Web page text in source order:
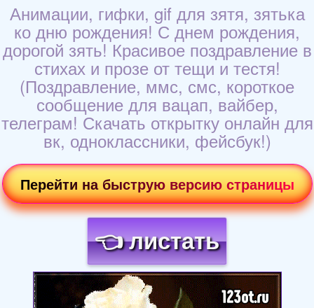
Анимации, гифки, gif для зятя, зятька
ко дню рождения! С днем рождения,
дорогой зять! Красивое поздравление в
стихах и прозе от тещи и тестя!
(Поздравление, ммс, смс, короткое
сообщение для вацап, вайбер,
телеграм! Скачать открытку онлайн для
вк, одноклассники, фейсбук!)
Перейти на быструю версию страницы
👈 листать
Загрузка картинки...